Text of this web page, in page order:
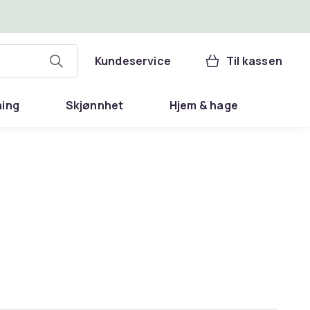
Kundeservice Til kassen
Skjønnhet Hjem & hage